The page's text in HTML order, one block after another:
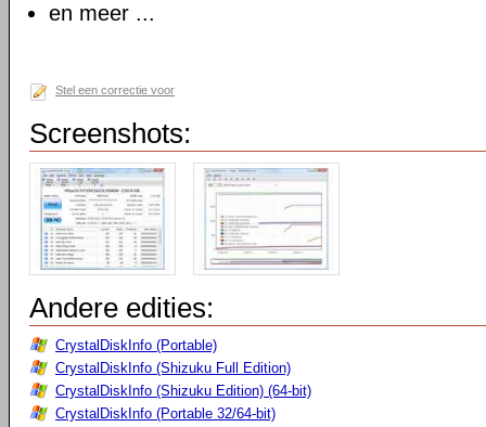
en meer ...
Stel een correctie voor
Screenshots:
Andere edities:
CrystalDiskInfo (Portable)
CrystalDiskInfo (Shizuku Full Edition)
CrystalDiskInfo (Shizuku Edition) (64-bit)
CrystalDiskInfo (Portable 32/64-bit)